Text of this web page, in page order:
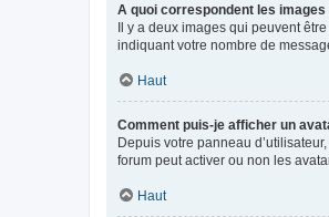
A quoi correspondent les
Il y a deux images qui peuvent
indiquant votre nombre de
Haut
Comment puis-je afficher un
Depuis votre panneau
forum peut activer ou non les
Haut